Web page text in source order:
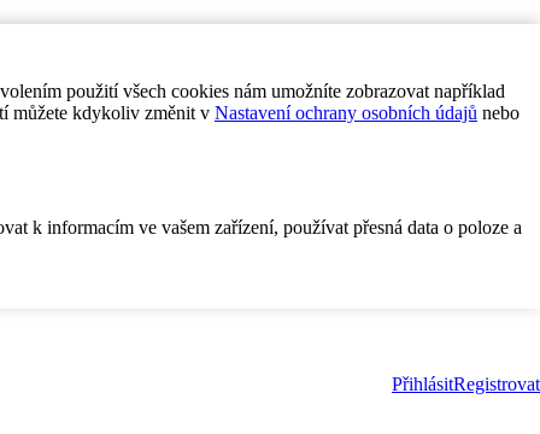
použití všech cookies nám umožníte zobrazovat například
můžete kdykoliv změnit v Nastavení ochrany osobních údajů nebo
k informacím ve vašem zařízení, používat přesná data o poloze a
PřihlásitRegistrovat